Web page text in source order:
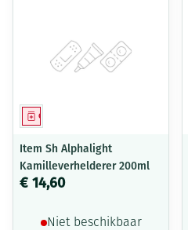
Geneesmiddel
Item Sh Alphalight
Kamilleverhelderer 200ml
€ 14,60
Niet beschikbaar